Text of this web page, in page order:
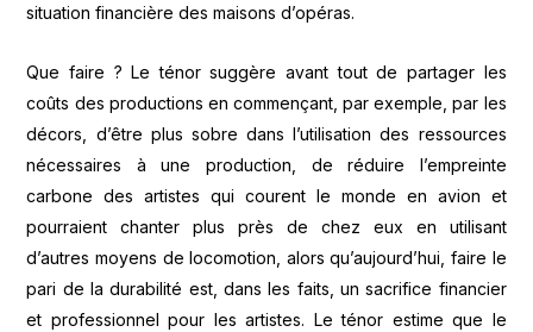
situation financière des maisons d’opéras.
Que faire ? Le ténor suggère avant tout de partager les
coûts des productions en commençant, par exemple, par les
décors, d’être plus sobre dans l’utilisation des ressources
nécessaires à une production, de réduire l’empreinte
carbone des artistes qui courent le monde en avion et
pourraient chanter plus près de chez eux en utilisant
d’autres moyens de locomotion, alors qu’aujourd’hui, faire le
pari de la durabilité est, dans les faits, un sacrifice financier
et professionnel pour les artistes. Le ténor estime que le